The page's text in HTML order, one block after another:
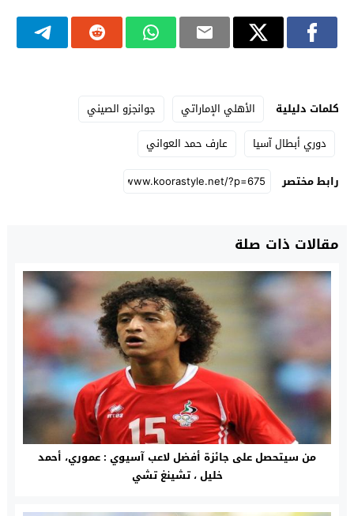
كلمات دليلية الأهلي الإماراتي
جوانجزو الصيني
دوري أبطال آسيا
عارف حمد العواني
رابط مختصر
مقالات ذات صلة
من سيتحصل على جائزة أفضل لاعب آسيوي : عموري، أحمد
خليل ، تشينغ تشي